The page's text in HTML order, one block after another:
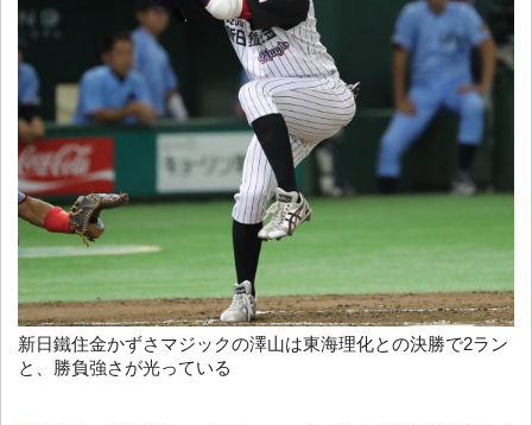
新日鐵住金かずさマジックの澤山は東海理化との決勝で2ラン
と、勝負強さが光っている